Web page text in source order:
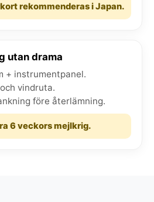
rekommenderas i Japan.
utan drama
+ instrumentpanel.
vindruta.
före återlämning.
6 veckors mejlkrig.